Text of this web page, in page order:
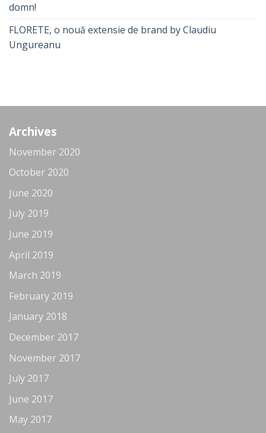
domn!
FLORETE, o nouă extensie de brand by Claudiu
Ungureanu
Archives
November 2020
October 2020
June 2020
July 2019
June 2019
April 2019
March 2019
February 2019
January 2018
December 2017
November 2017
July 2017
June 2017
May 2017